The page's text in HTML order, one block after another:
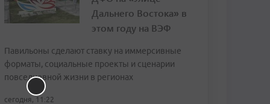
Дальнего Востока» в
этом году на ВЭФ
Павильоны сделают ставку на иммерсивные
форматы, социальные проекты и сценарии
повседневной жизни в регионах
сегодня, 11:22